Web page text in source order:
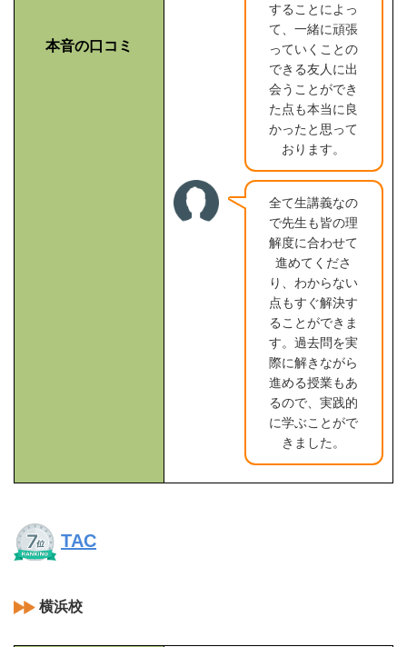
本音の口コミ
することによっ
て、一緒に頑張
っていくことの
できる友人に出
会うことができ
た点も本当に良
かったと思って
おります。
全て生講義なの
で先生も皆の理
解度に合わせて
進めてくださ
り、わからない
点もすぐ解決す
ることができま
す。過去問を実
際に解きながら
進める授業もあ
るので、実践的
に学ぶことがで
きました。
TAC
横浜校